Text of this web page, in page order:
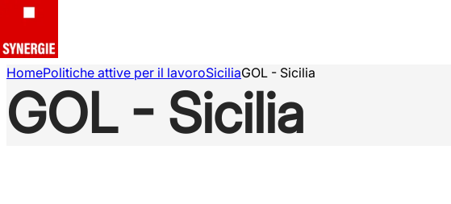
HomePolitiche attive per il lavoroSiciliaGOL - Sicilia
GOL - Sicilia